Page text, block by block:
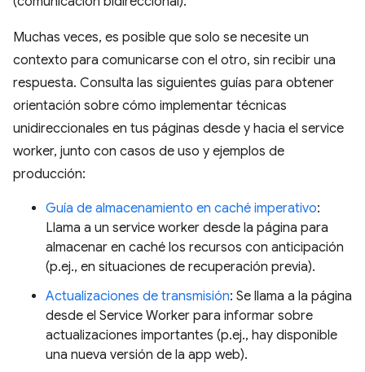
Muchas veces, es posible que solo se necesite un
contexto para comunicarse con el otro, sin recibir una
respuesta. Consulta las siguientes guías para obtener
orientación sobre cómo implementar técnicas
unidireccionales en tus páginas desde y hacia el service
worker, junto con casos de uso y ejemplos de
producción:
Guía de almacenamiento en caché imperativo:
Llama a un service worker desde la página para
almacenar en caché los recursos con anticipación
(p.ej., en situaciones de recuperación previa).
Actualizaciones de transmisión: Se llama a la página
desde el Service Worker para informar sobre
actualizaciones importantes (p.ej., hay disponible
una nueva versión de la app web).